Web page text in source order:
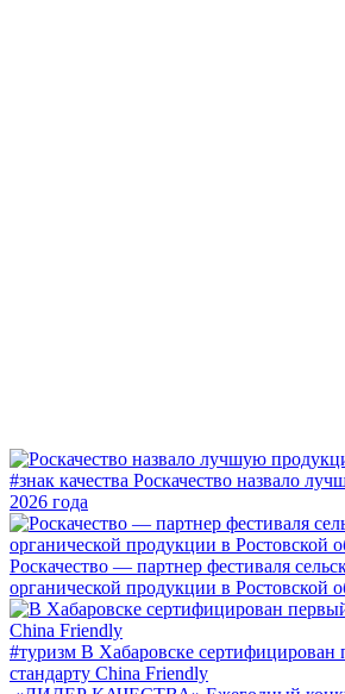
#знак качества Роскачество назвало
2026 года
Роскачество — партнер фестиваля
органической продукции в Ростовской
#туризм В Хабаровске сертифицирован
стандарту China Friendly